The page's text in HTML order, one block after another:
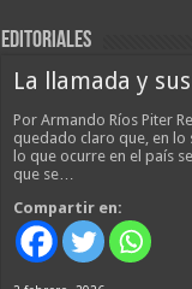
EDITORIALES
La llamada y
Por Armando Ríos Piter
quedado claro que, en lo
lo que ocurre en el país
que se…
Compartir en: